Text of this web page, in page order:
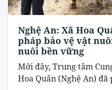
Nghệ An: Xã Hoa
pháp bảo vệ vật
nuôi bền vững
Mới đây, Trung tâm
Hoa Quân (Nghệ An)